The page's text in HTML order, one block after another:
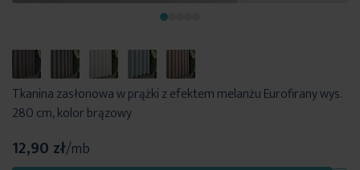
Tkanina zasłonowa w prążki z efektem melanżu Eurofirany wys.
280 cm, kolor brązowy
12,90 zł/mb